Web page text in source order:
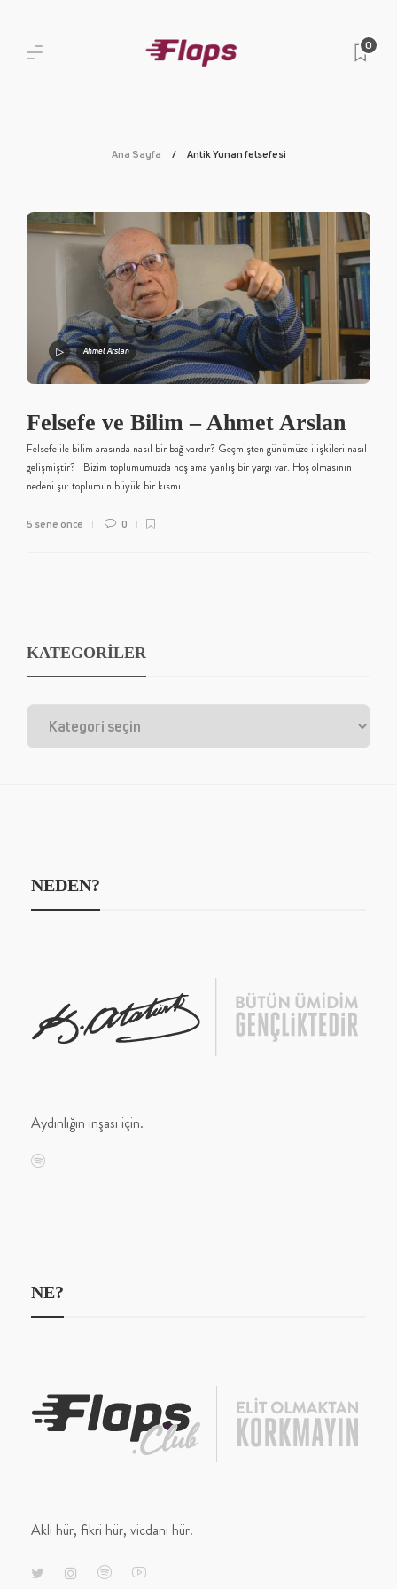
0
Ana Sayfa Antik Yunan felsefesi
Ahmet Arslan
Felsefe ve Bilim – Ahmet Arslan
Felsefe ile bilim arasında nasıl bir bağ vardır? Geçmişten günümüze ilişkileri nasıl
gelişmiştir? Bizim toplumumuzda hoş ama yanlış bir yargı var. Hoş olmasının
nedeni şu: toplumun büyük bir kısmı…
5 sene önce 0
KATEGORİLER
NEDEN?
Aydınlığın inşası için.
NE?
Aklı hür, fikri hür, vicdanı hür.